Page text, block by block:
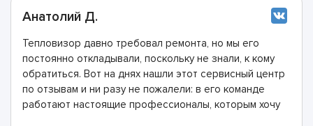
Анатолий Д.
Тепловизор давно требовал ремонта, но мы его
постоянно откладывали, поскольку не знали, к кому
обратиться. Вот на днях нашли этот сервисный центр
по отзывам и ни разу не пожалели: в его команде
работают настоящие профессионалы, которым хочу